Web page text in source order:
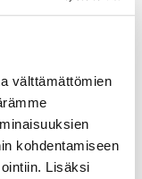
välttämättömien
kohdentamiseen
Lisäksi